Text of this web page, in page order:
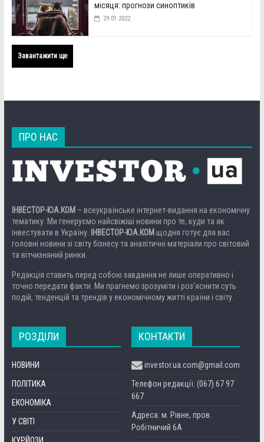
місяця: прогнози синоптиків
29.01.2022
Завантажити ще
ПРО НАС
ІНВЕСТОР-ЮА.КОМ – всеукраїнське інтернет-видання на економічну
тематику. Ми генеруємо найсвіжіші новини про те, куди та як
інвестувати в Україну. ІНВЕСТОР-ЮА.КОМ щодня готує для вас
головні новини зі світу бізнесу та аналітичні матеріали про світовий
та вітчизняний ринки.
Редакція ставить перед собою завдання не лише оперативно і
точно передати факти. Ми прагнемо зрозуміти і роз’яснити суть
подій, тенденцій та трендів у економічному житті країни і світу.
РОЗДІЛИ
НОВИНИ
ПОЛІТИКА
ЕКОНОМІКА
У СВІТІ
КОНТАКТИ
investor.ua.com@gmail.com
Телефон редакції: (067) 67 97
667
Адреса: м. Рівне, пров.
Робітничий 6А